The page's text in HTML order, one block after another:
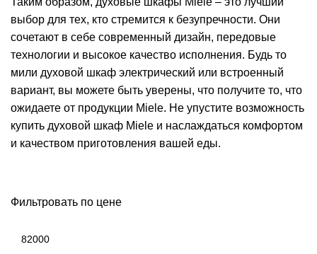
Фильтровать по цене
выбор для тех, кто стремится к безупречности. Они
сочетают в себе современный дизайн, передовые
технологии и высокое качество исполнения. Будь то
мили духовой шкаф электрический или встроенный
вариант, вы можете быть уверены, что получите то, что
ожидаете от продукции Miele. Не упустите возможность
купить духовой шкаф Miele и наслаждаться комфортом
и качеством приготовления вашей еды.